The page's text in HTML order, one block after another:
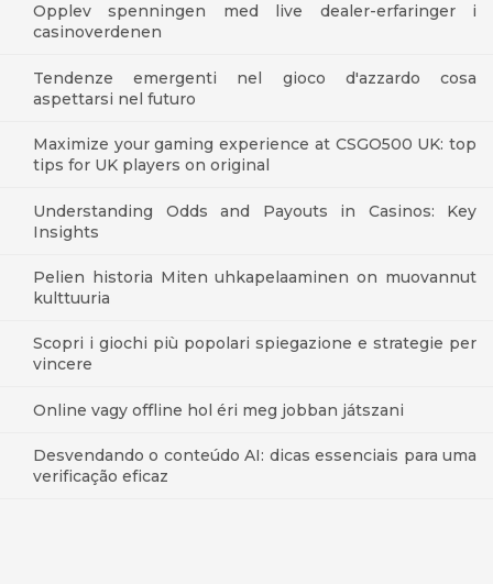
Opplev spenningen med live dealer-erfaringer i
casinoverdenen
Tendenze emergenti nel gioco d'azzardo cosa
aspettarsi nel futuro
Maximize your gaming experience at CSGO500 UK: top
tips for UK players on original
Understanding Odds and Payouts in Casinos: Key
Insights
Pelien historia Miten uhkapelaaminen on muovannut
kulttuuria
Scopri i giochi più popolari spiegazione e strategie per
vincere
Online vagy offline hol éri meg jobban játszani
Desvendando o conteúdo AI: dicas essenciais para uma
verificação eficaz